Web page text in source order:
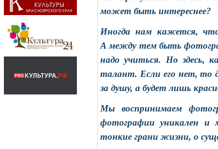
может быть интереснее?
Иногда нам кажется,
А между тем быть
надо учиться. Но здесь,
талант. Если его нет, то
за душу, а будет лишь
Мы воспринимаем
фотографии уникален и
тонкие грани жизни, о